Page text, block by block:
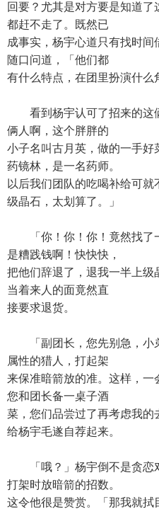
回要？尤其是对方要是知道
都赶不走了。既然已
成事实，杨宇心道只有找时
随口问道，「他们都
有什么特点，在团里扮演什么
看到杨宇认可了招来的这
俩人啊，这个胖胖的
小子名叫古月英，做的一手好
药镜林，是一名药师。
以后我们团队的吃喝补给可
级晶石，太划算了。」
「你！你！你！竟然找了
是糟践钱啊！快快快，
把他们辞退了，退我一半上级
当着来人的面竟然直
接要求退货。
「副团长，您先别急，小
属性的猎人，打起架
来保准暗箭放的准。这样，
您和团长备一桌子酒
菜，您们品尝过了再考虑我
给杨宇毛遂自荐起来。
「哦？」杨宇倒不是贪恋
打架时放暗箭的招数。
这令他很是赞赏。「那我就拭